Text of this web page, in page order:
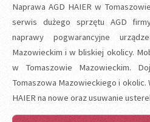
Naprawa AGD HAIER w
serwis dużego sprzętu AGD
naprawy pogwarancyjne
Mazowieckim i w bliskiej okolicy.
w Tomaszowie Mazowieckim.
Tomaszowa Mazowieckiego i okolic.
HAIER na nowe oraz usuwanie